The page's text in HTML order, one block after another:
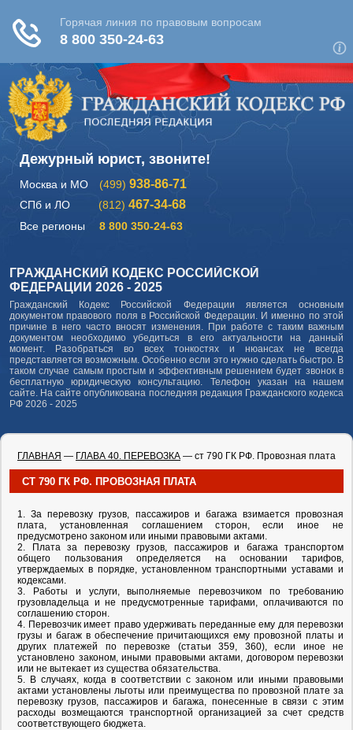
Дежурный юрист, звоните!
Москва и МО (499) 938-86-71
СПб и ЛО (812) 467-34-68
Все регионы 8 800 350-24-63
ГРАЖДАНСКИЙ КОДЕКС РОССИЙСКОЙ
ФЕДЕРАЦИИ 2026 - 2025
Гражданский Кодекс Российской Федерации является основным
документом правового поля в Российской Федерации. И именно по этой
причине в него часто вносят изменения. При работе с таким важным
документом необходимо убедиться в его актуальности на данный
момент. Разобраться во всех тонкостях и нюансах не всегда
представляется возможным. Особенно если это нужно сделать быстро. В
таком случае самым простым и эффективным решением будет звонок в
бесплатную юридическую консультацию. Телефон указан на нашем
сайте. На сайте опубликована последняя редакция Гражданского кодекса
РФ 2026 - 2025
ГЛАВНАЯ — ГЛАВА 40. ПЕРЕВОЗКА — ст 790 ГК РФ. Провозная плата
СТ 790 ГК РФ. ПРОВОЗНАЯ ПЛАТА
1. За перевозку грузов, пассажиров и багажа взимается провозная
плата, установленная соглашением сторон, если иное не
предусмотрено законом или иными правовыми актами.
2. Плата за перевозку грузов, пассажиров и багажа транспортом
общего пользования определяется на основании тарифов,
утверждаемых в порядке, установленном транспортными уставами и
кодексами.
3. Работы и услуги, выполняемые перевозчиком по требованию
грузовладельца и не предусмотренные тарифами, оплачиваются по
соглашению сторон.
4. Перевозчик имеет право удерживать переданные ему для перевозки
грузы и багаж в обеспечение причитающихся ему провозной платы и
других платежей по перевозке (статьи 359, 360), если иное не
установлено законом, иными правовыми актами, договором перевозки
или не вытекает из существа обязательства.
5. В случаях, когда в соответствии с законом или иными правовыми
актами установлены льготы или преимущества по провозной плате за
перевозку грузов, пассажиров и багажа, понесенные в связи с этим
расходы возмещаются транспортной организацией за счет средств
соответствующего бюджета.